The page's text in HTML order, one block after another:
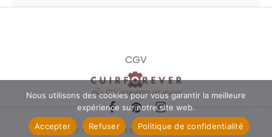
CGV
© 2020 CUIRFOREVER. ALL RIGHTS RESERVED.
Nous utilisons des cookies pour vous garantir la meilleure
expérience sur notre site web.
Accepter
Refuser Politique de confidentialité